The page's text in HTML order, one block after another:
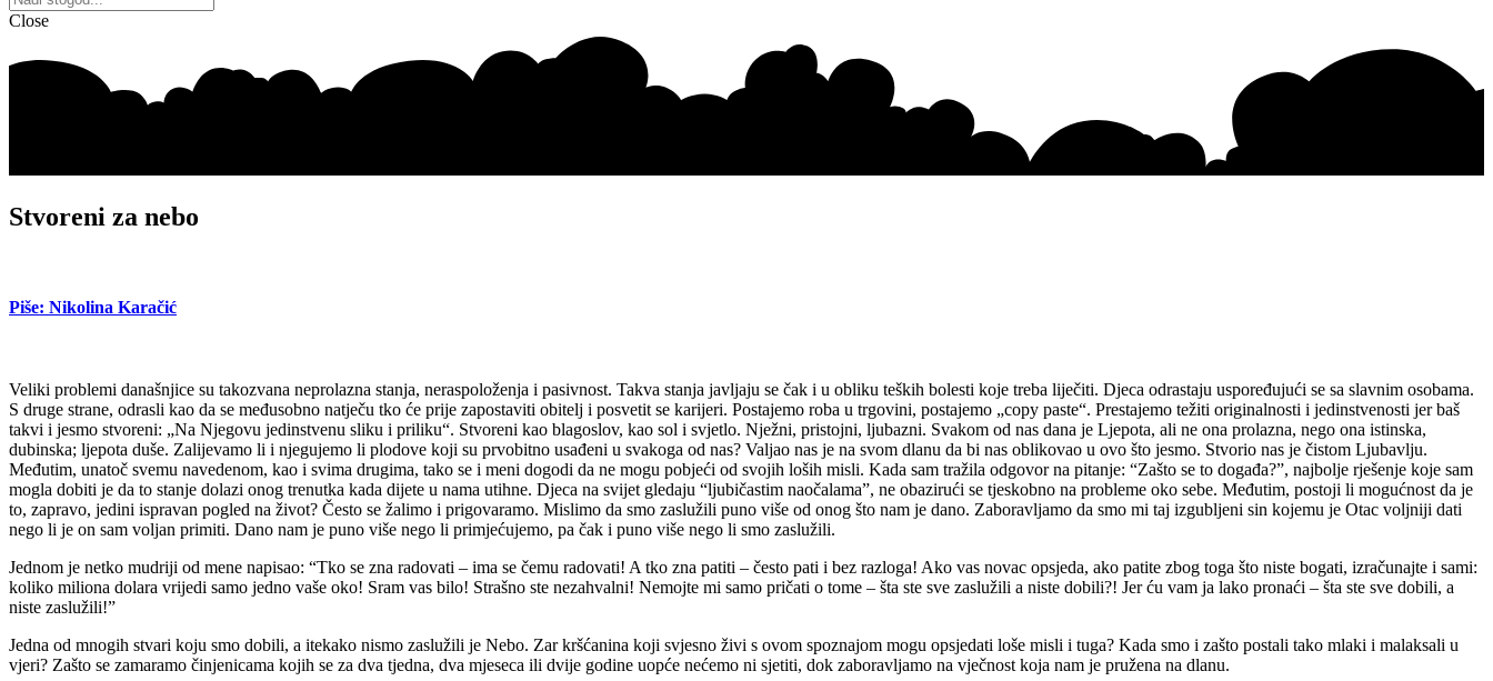
Close
Stvoreni za nebo
Piše: Nikolina Karačić
Veliki problemi današnjice su takozvana neprolazna stanja, neraspoloženja i pasivnost. Takva stanja javljaju se čak i u obliku teških bolesti koje treba liječiti. Djeca odrastaju uspoređujući se sa slavnim osobama.
S druge strane, odrasli kao da se međusobno natječu tko će prije zapostaviti obitelj i posvetit se karijeri. Postajemo roba u trgovini, postajemo „copy paste“. Prestajemo težiti originalnosti i jedinstvenosti jer baš
takvi i jesmo stvoreni: „Na Njegovu jedinstvenu sliku i priliku“. Stvoreni kao blagoslov, kao sol i svjetlo. Nježni, pristojni, ljubazni. Svakom od nas dana je Ljepota, ali ne ona prolazna, nego ona istinska,
dubinska; ljepota duše. Zalijevamo li i njegujemo li plodove koji su prvobitno usađeni u svakoga od nas? Valjao nas je na svom dlanu da bi nas oblikovao u ovo što jesmo. Stvorio nas je čistom Ljubavlju.
Međutim, unatoč svemu navedenom, kao i svima drugima, tako se i meni dogodi da ne mogu pobjeći od svojih loših misli. Kada sam tražila odgovor na pitanje: “Zašto se to događa?”, najbolje rješenje koje sam
mogla dobiti je da to stanje dolazi onog trenutka kada dijete u nama utihne. Djeca na svijet gledaju “ljubičastim naočalama”, ne obazirući se tjeskobno na probleme oko sebe. Međutim, postoji li mogućnost da je
to, zapravo, jedini ispravan pogled na život? Često se žalimo i prigovaramo. Mislimo da smo zaslužili puno više od onog što nam je dano. Zaboravljamo da smo mi taj izgubljeni sin kojemu je Otac voljniji dati
nego li je on sam voljan primiti. Dano nam je puno više nego li primjećujemo, pa čak i puno više nego li smo zaslužili.
Jednom je netko mudriji od mene napisao: “Tko se zna radovati – ima se čemu radovati! A tko zna patiti – često pati i bez razloga! Ako vas novac opsjeda, ako patite zbog toga što niste bogati, izračunajte i sami:
koliko miliona dolara vrijedi samo jedno vaše oko! Sram vas bilo! Strašno ste nezahvalni! Nemojte mi samo pričati o tome – šta ste sve zaslužili a niste dobili?! Jer ću vam ja lako pronaći – šta ste sve dobili, a
niste zaslužili!”
Jedna od mnogih stvari koju smo dobili, a itekako nismo zaslužili je Nebo. Zar kršćanina koji svjesno živi s ovom spoznajom mogu opsjedati loše misli i tuga? Kada smo i zašto postali tako mlaki i malaksali u
vjeri? Zašto se zamaramo činjenicama kojih se za dva tjedna, dva mjeseca ili dvije godine uopće nećemo ni sjetiti, dok zaboravljamo na vječnost koja nam je pružena na dlanu.